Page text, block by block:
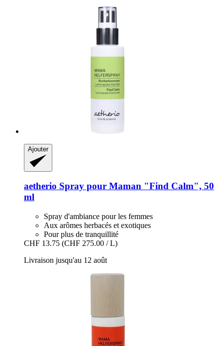
Ajouter
aetherio Spray pour Maman "Find Calm", 50
ml
Spray d'ambiance pour les femmes
Aux arômes herbacés et exotiques
Pour plus de tranquillité
CHF 13.75 (CHF 275.00 / L)
Livraison jusqu'au 12 août